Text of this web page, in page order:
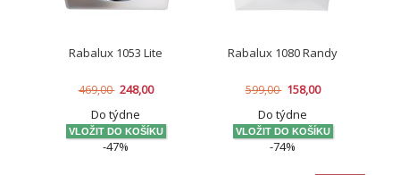
Rabalux 1053 Lite
469,00 248,00
Do týdne
-47%
Rabalux 1080 Randy
599,00 158,00
Do týdne
-74%